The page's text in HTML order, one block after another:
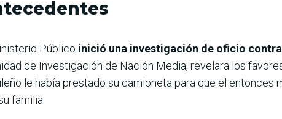
Público inició una investigación de oficio
de Investigación de Nación Media, revelara los
le había prestado su camioneta para que el
familia.